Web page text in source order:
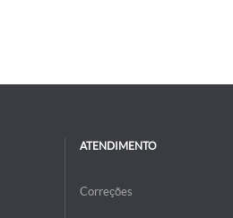
ATENDIMENTO
Correções